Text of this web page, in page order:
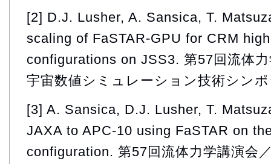
[2] D.J. Lusher, A. Sansica, T.
scaling of FaSTAR-GPU for CRM
configurations on JSS3. 第57回流体
宇宙数値シミュレーション技術シン
[3] A. Sansica, D.J. Lusher, T.
JAXA to APC-10 using FaSTAR on
configuration. 第57回流体力学講演会